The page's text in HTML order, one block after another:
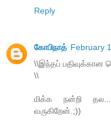
Reply
கோபிநாத் February
\\இந்தப் பதிவுக்கான
\\
மிக்க நன்றி
வருகிறேன்.;))